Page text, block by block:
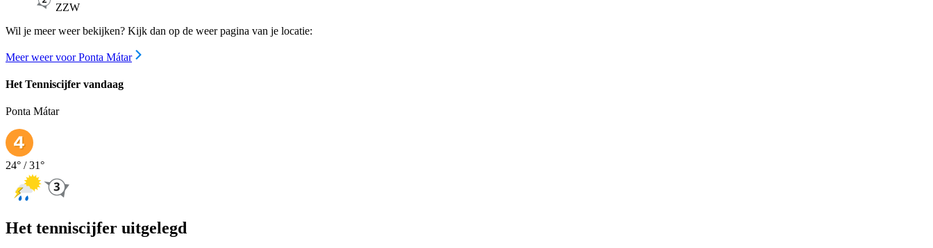
ZZW
Wil je meer weer bekijken? Kijk dan op de weer pagina van je locatie:
Meer weer voor Ponta Mátar
Het Tenniscijfer vandaag
Ponta Mátar
24° /31°
Het tenniscijfer uitgelegd